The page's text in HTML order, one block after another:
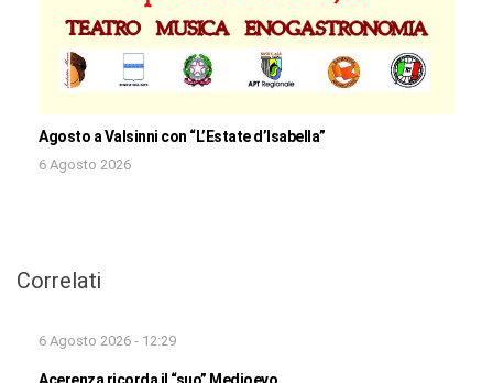
Agosto a Valsinni con “L’Estate d’Isabella”
6 Agosto 2026
Correlati
6 Agosto 2026 - 12:29
Acerenza ricorda il “suo” Medioevo